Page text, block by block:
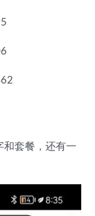
和套餐，还有一